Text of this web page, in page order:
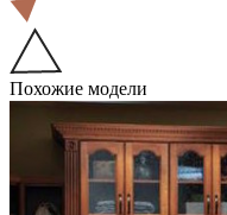
Похожие модели